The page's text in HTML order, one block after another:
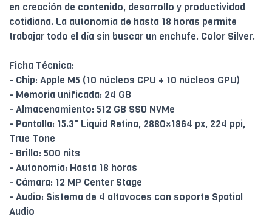
en creación de contenido, desarrollo y productividad
cotidiana. La autonomía de hasta 18 horas permite
trabajar todo el día sin buscar un enchufe. Color Silver.
Ficha Técnica:
- Chip: Apple M5 (10 núcleos CPU + 10 núcleos GPU)
- Memoria unificada: 24 GB
- Almacenamiento: 512 GB SSD NVMe
- Pantalla: 15.3" Liquid Retina, 2880×1864 px, 224 ppi,
True Tone
- Brillo: 500 nits
- Autonomía: Hasta 18 horas
- Cámara: 12 MP Center Stage
- Audio: Sistema de 4 altavoces con soporte Spatial
Audio